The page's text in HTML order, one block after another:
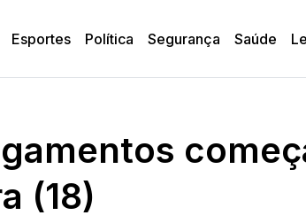
Esportes Política Segurança Saúde
(18)